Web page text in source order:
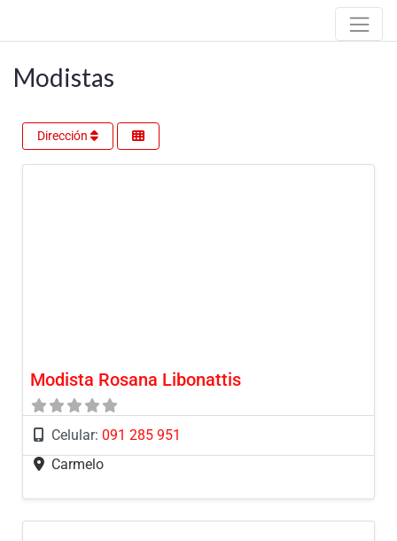
Modistas
Dirección
Modista Rosana Libonattis
Celular: 091 285 951
Carmelo